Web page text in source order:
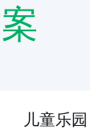
儿童乐园